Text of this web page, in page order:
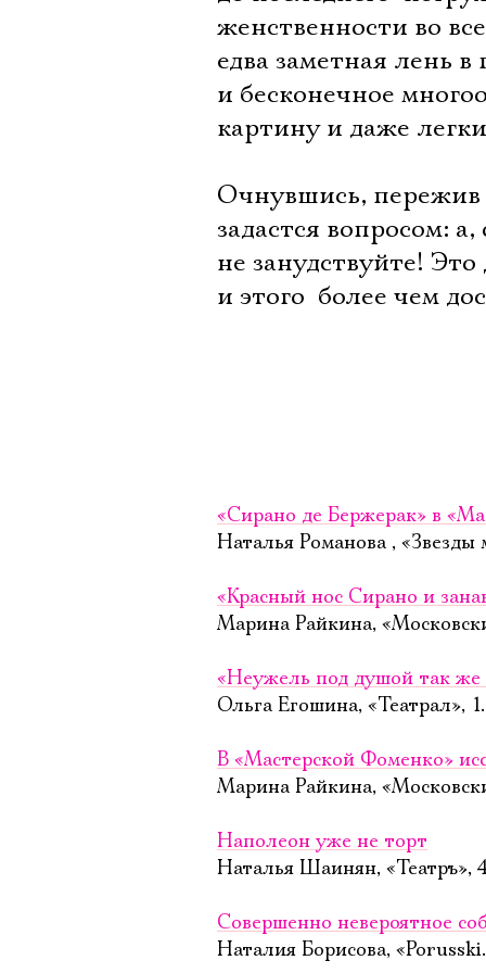
женственности во
едва заметная лень
и бесконечное
картину и даже
Очнувшись, пережив
задастся вопросом:
не занудствуйте!
и этого  более чем
«Сирано де Бержерак» в
Наталья Романова ,
«Красный нос Сирано и
Марина Райкина,
«Неужель под душой так же
Ольга Егошина, «Театрал»,
В «Мастерской Фоменко»
Марина Райкина,
Наполеон уже не торт
Наталья Шаинян, «Театръ»,
Совершенно невероятное
Наталия Борисова,